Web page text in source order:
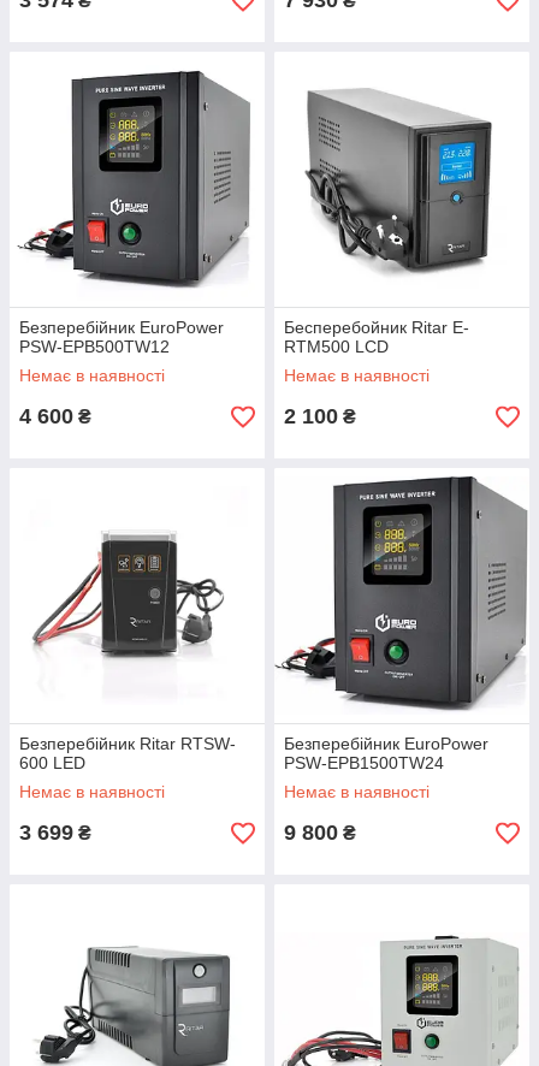
Безперебійник EuroPower
PSW-EPB500TW12
Немає в наявності
4 600 ₴
Бесперебойник Ritar E-
RTM500 LCD
Немає в наявності
2 100 ₴
Безперебійник Ritar RTSW-
600 LED
Немає в наявності
3 699 ₴
Безперебійник EuroPower
PSW-EPB1500TW24
Немає в наявності
9 800 ₴